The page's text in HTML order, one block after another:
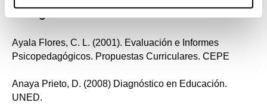
Ayala Flores, C. L. (2001). Evaluación e Informes
Psicopedagógicos. Propuestas Curriculares. CEPE
Anaya Prieto, D. (2008) Diagnóstico en Educación.
UNED.